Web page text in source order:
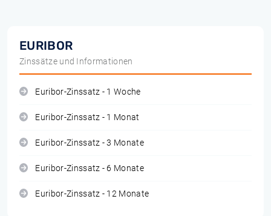
EURIBOR
Zinssätze und Informationen
Euribor-Zinssatz - 1 Woche
Euribor-Zinssatz - 1 Monat
Euribor-Zinssatz - 3 Monate
Euribor-Zinssatz - 6 Monate
Euribor-Zinssatz - 12 Monate